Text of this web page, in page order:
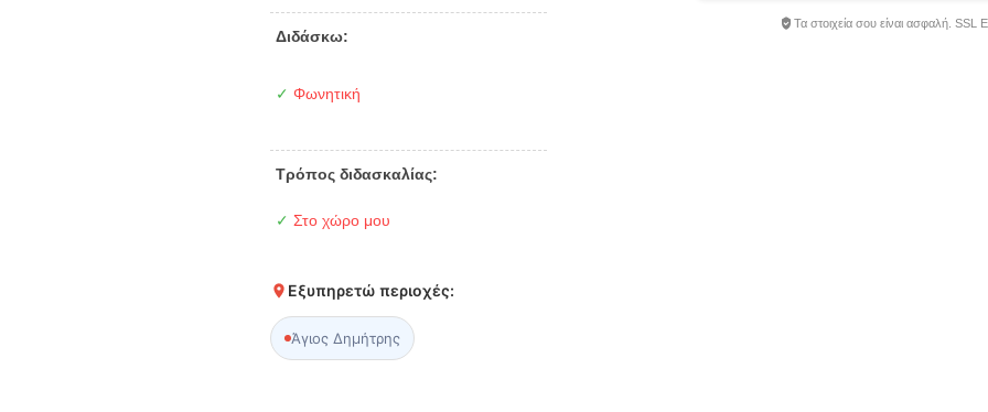
Διδάσκω:
✓ Φωνητική
Τρόπος διδασκαλίας:
✓ Στο χώρο μου
Εξυπηρετώ περιοχές:
Άγιος Δημήτρης
Τα στοιχεία σου είναι ασφαλή. SSL